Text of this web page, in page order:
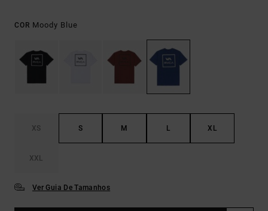
COR Moody Blue
XS S M L XL
XXL
Ver Guia De Tamanhos